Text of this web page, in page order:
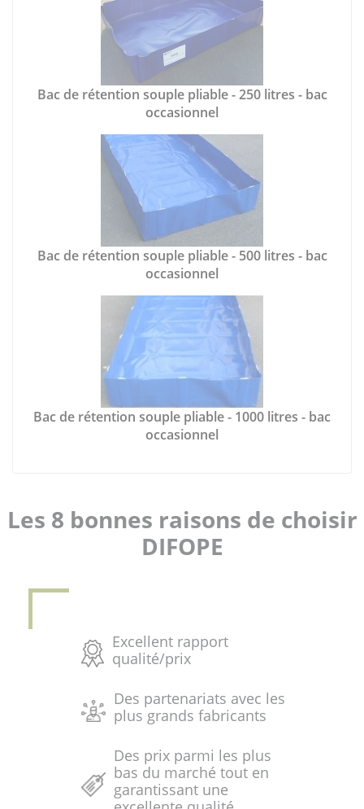
Bac de rétention souple pliable - 250 litres - bac
occasionnel
Bac de rétention souple pliable - 500 litres - bac
occasionnel
Bac de rétention souple pliable - 1000 litres - bac
occasionnel
Les 8 bonnes raisons de choisir
DIFOPE
Excellent rapport
qualité/prix
Des partenariats avec les
plus grands fabricants
Des prix parmi les plus
bas du marché tout en
garantissant une